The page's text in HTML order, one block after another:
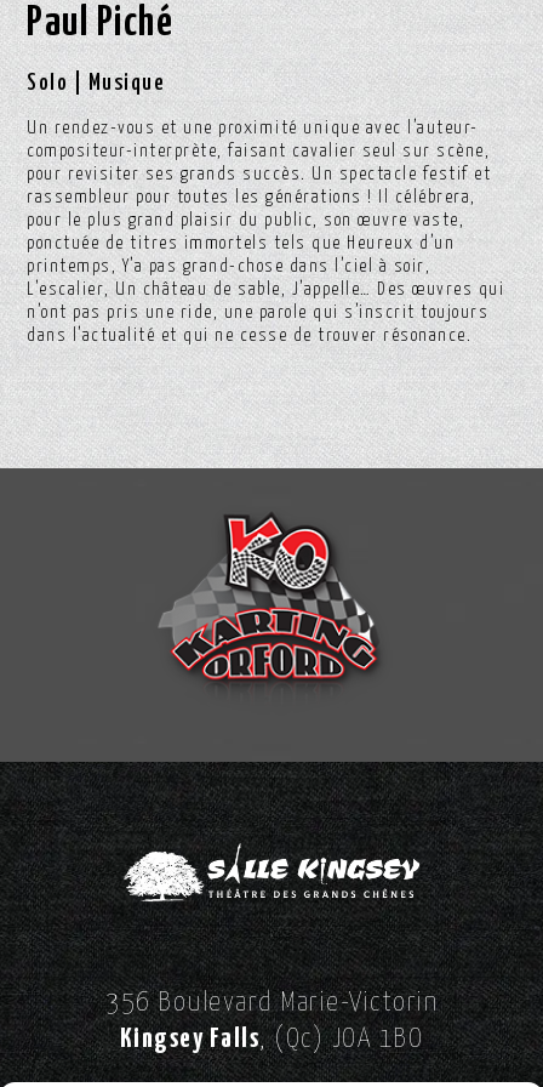
Paul Piché
Solo | Musique
Un rendez-vous et une proximité unique avec l’auteur-
compositeur-interprète, faisant cavalier seul sur scène,
pour revisiter ses grands succès. Un spectacle festif et
rassembleur pour toutes les générations ! Il célébrera,
pour le plus grand plaisir du public, son œuvre vaste,
ponctuée de titres immortels tels que Heureux d’un
printemps, Y’a pas grand-chose dans l’ciel à soir,
L’escalier, Un château de sable, J’appelle… Des œuvres qui
n’ont pas pris une ride, une parole qui s’inscrit toujours
dans l’actualité et qui ne cesse de trouver résonance.
356 Boulevard Marie-Victorin
Kingsey Falls, (Qc) JOA 1BO